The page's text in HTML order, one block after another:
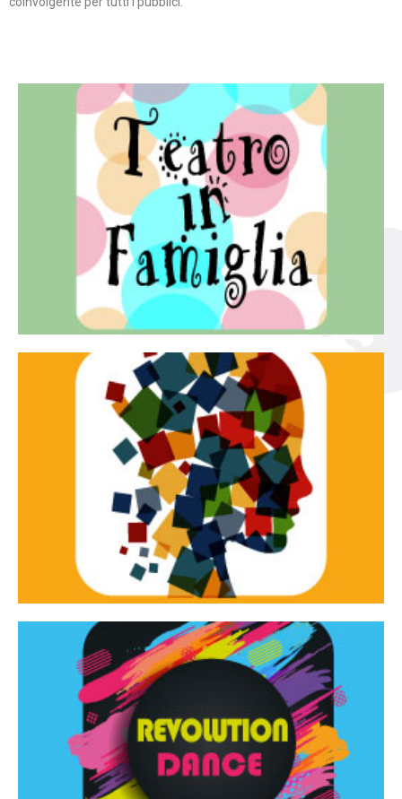
Teatro in famiglia
Teatro In Famiglia è una rassegna di teatro concepita
per far condividere e godere del teatro all’intera
famiglia.
Continua
Tracce dinamiche
Tracce Dinamiche è una rassegna di teatro
d’innovazione e sperimentale.
Continua
Revolution Dance
Rassegna di danza contemporanea – I Edizione